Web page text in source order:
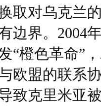
取对乌克兰
边界。2004
“橙色革命”
欧盟的联系
致克里米亚